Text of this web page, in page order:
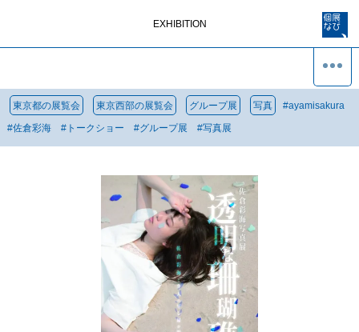
EXHIBITION
東京都の展覧会 東京西部の展覧会 グループ展 写真 #ayamisakura
#佐倉彩海 # トークショー #グループ展 #写真展